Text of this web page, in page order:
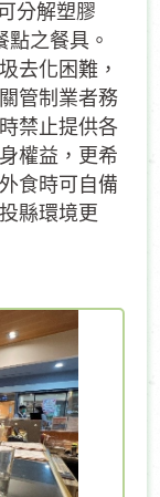
分解塑膠
之餐具。
去化困難，
管制業者務
禁止提供各
權益，更希
食時可自備
縣環境更